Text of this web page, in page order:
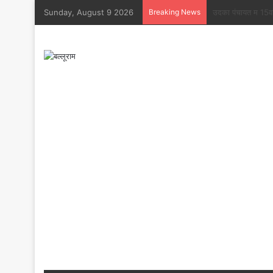
Sunday, August 9 2026 Breaking News बोल बम” के जयघोष